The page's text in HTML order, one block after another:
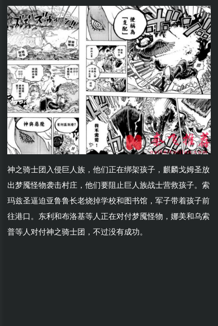
神之骑士团入侵巨人族，他们正在绑架孩子，麒麟戈姆圣放
出梦魇怪物袭击村庄，他们要阻止巨人族战士营救孩子。索
玛兹圣逼迫亚鲁鲁长老烧掉学校和图书馆，军子带着孩子前
往港口。东利和布洛基等人正在对付梦魇怪物，娜美和乌索
普等人对付神之骑士团，不过没有成功。